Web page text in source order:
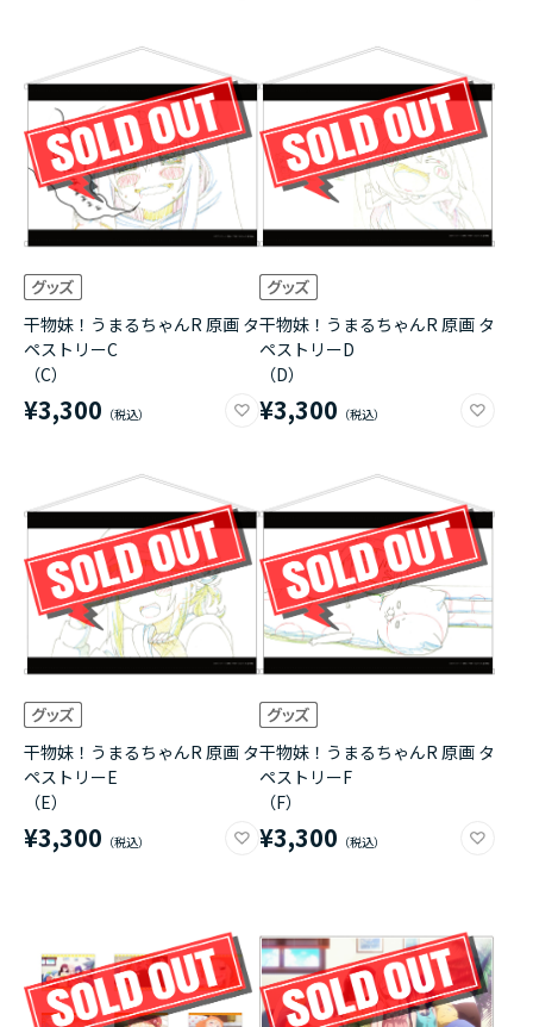
干物妹！うまるちゃんR 原画 タ
ペストリーC
（C）
¥3,300
干物妹！うまるちゃんR 原画 タ
ペストリーD
（D）
¥3,300
干物妹！うまるちゃんR 原画 タ
ペストリーE
（E）
¥3,300
干物妹！うまるちゃんR 原画 タ
ペストリーF
（F）
¥3,300